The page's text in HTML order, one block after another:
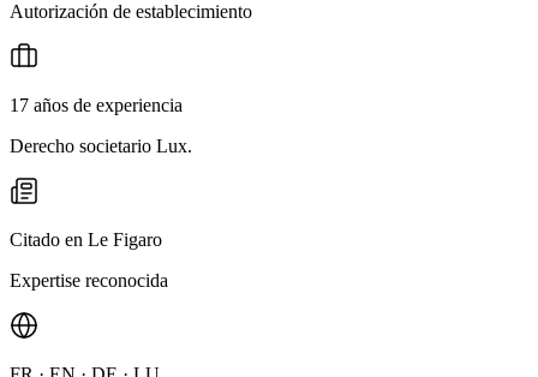
Autorización de establecimiento
17 años de experiencia
Derecho societario Lux.
Citado en Le Figaro
Expertise reconocida